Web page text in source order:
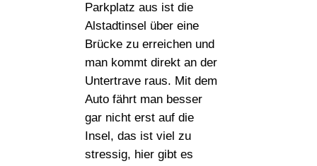
Parkplatz aus ist die
Alstadtinsel über eine
Brücke zu erreichen und
man kommt direkt an der
Untertrave raus. Mit dem
Auto fährt man besser
gar nicht erst auf die
Insel, das ist viel zu
stressig, hier gibt es